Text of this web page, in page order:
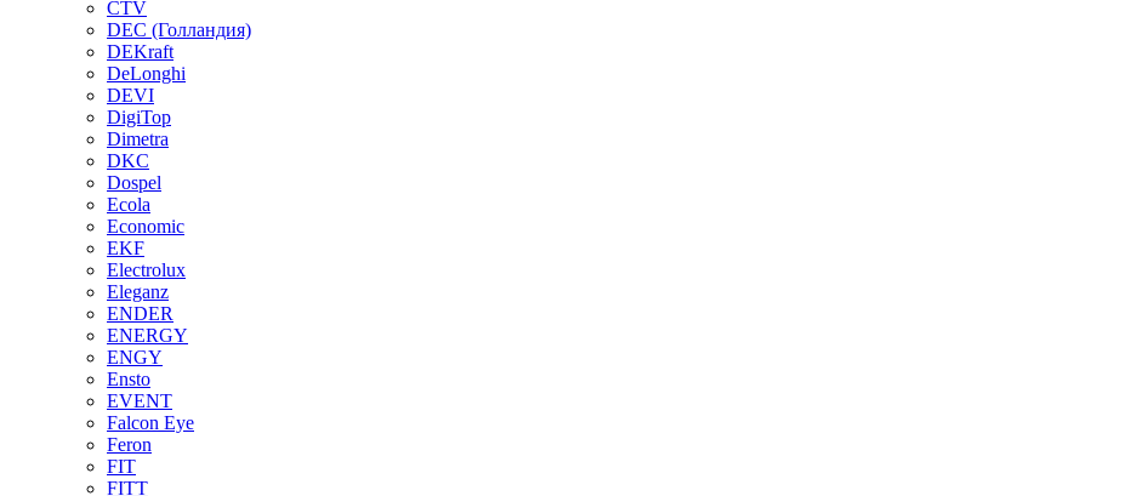
CTV
DEC (Голландия)
DEKraft
DeLonghi
DEVI
DigiTop
Dimetra
DKC
Dospel
Ecola
Economic
EKF
Electrolux
Eleganz
ENDER
ENERGY
ENGY
Ensto
EVENT
Falcon Eye
Feron
FIT
FITT